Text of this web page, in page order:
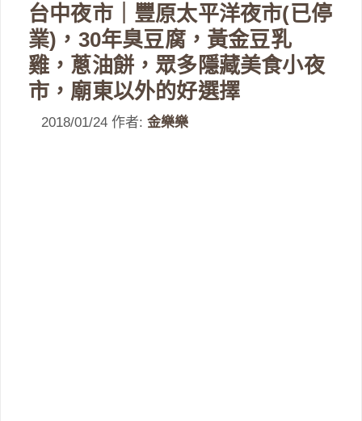
台中夜市｜豐原太平洋夜市(已停
業)，30年臭豆腐，黃金豆乳
雞，蔥油餅，眾多隱藏美食小夜
市，廟東以外的好選擇
2018/01/24 作者: 金樂樂